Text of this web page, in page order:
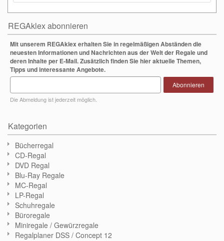
REGAklex abonnieren
Mit unserem REGAklex erhalten Sie in regelmäßigen Abständen die
neuesten Informationen und Nachrichten aus der Welt der Regale und
deren Inhalte per E-Mail. Zusätzlich finden Sie hier aktuelle Themen,
Tipps und interessante Angebote.
Die Abmeldung ist jederzeit möglich.
Abonnieren
Kategorien
Bücherregal
CD-Regal
DVD Regal
Blu-Ray Regale
MC-Regal
LP-Regal
Schuhregale
Büroregale
Miniregale / Gewürzregale
Regalplaner DSS / Concept 12